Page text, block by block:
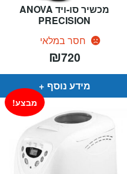
מכשיר סו-ויד ANOVA
PRECISION
חסר במלאי
₪720
מידע נוסף
מבצע!